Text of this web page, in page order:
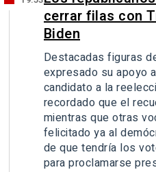
cerrar filas con
Biden
Destacadas figuras
expresado su apoyo
candidato a la
recordado que el
mientras que otras
felicitado ya al
de que tendría los
para proclamarse